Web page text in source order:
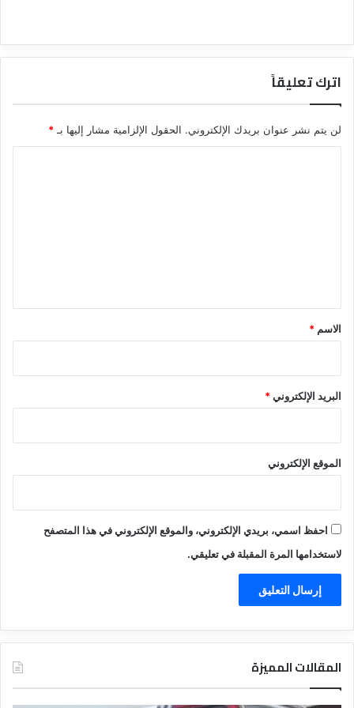
اترك تعليقاً
لن يتم نشر عنوان بريدك الإلكتروني. الحقول الإلزامية مشار إليها بـ *
*
الاسم *
البريد الإلكتروني*
الموقع الإلكتروني
احفظ اسمي، بريدي الإلكتروني، والموقع الإلكتروني في هذا المتصفح
لاستخدامها المرة المقبلة في تعليقي.
المقالات المميزة